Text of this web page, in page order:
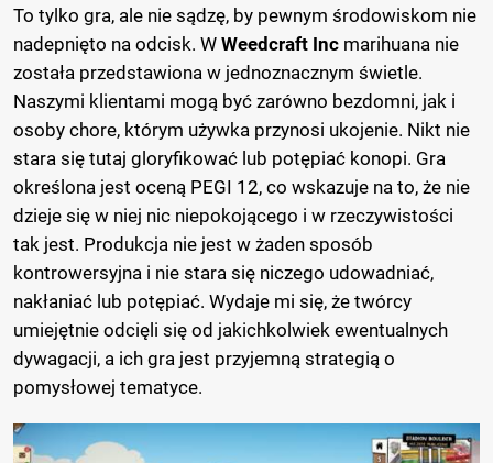
To tylko gra, ale nie sądzę, by pewnym środowiskom nie
nadepnięto na odcisk. W Weedcraft Inc marihuana nie
została przedstawiona w jednoznacznym świetle.
Naszymi klientami mogą być zarówno bezdomni, jak i
osoby chore, którym używka przynosi ukojenie. Nikt nie
stara się tutaj gloryfikować lub potępiać konopi. Gra
określona jest oceną PEGI 12, co wskazuje na to, że nie
dzieje się w niej nic niepokojącego i w rzeczywistości
tak jest. Produkcja nie jest w żaden sposób
kontrowersyjna i nie stara się niczego udowadniać,
nakłaniać lub potępiać. Wydaje mi się, że twórcy
umiejętnie odcięli się od jakichkolwiek ewentualnych
dywagacji, a ich gra jest przyjemną strategią o
pomysłowej tematyce.